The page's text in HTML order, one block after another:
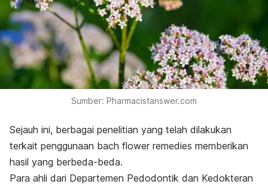
Sumber: Pharmacistanswer.com
Sejauh ini, berbagai penelitian yang telah dilakukan
terkait penggunaan bach flower remedies memberikan
hasil yang berbeda-beda.
Para ahli dari Departemen Pedodontik dan Kedokteran